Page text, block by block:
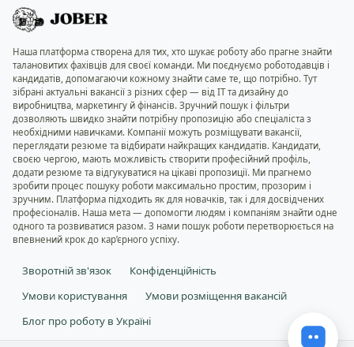
Наша платформа створена для тих, хто шукає роботу або прагне знайти
талановитих фахівців для своєї команди. Ми поєднуємо роботодавців і
кандидатів, допомагаючи кожному знайти саме те, що потрібно. Тут
зібрані актуальні вакансії з різних сфер — від IT та дизайну до
виробництва, маркетингу й фінансів. Зручний пошук і фільтри
дозволяють швидко знайти потрібну пропозицію або спеціаліста з
необхідними навичками. Компанії можуть розміщувати вакансії,
переглядати резюме та відбирати найкращих кандидатів. Кандидати,
своєю чергою, мають можливість створити професійний профіль,
додати резюме та відгукуватися на цікаві пропозиції. Ми прагнемо
зробити процес пошуку роботи максимально простим, прозорим і
зручним. Платформа підходить як для новачків, так і для досвідчених
професіоналів. Наша мета — допомогти людям і компаніям знайти одне
одного та розвиватися разом. З нами пошук роботи перетворюється на
впевнений крок до кар’єрного успіху.
Зворотній зв'язок
Конфіденційність
Умови користування
Умови розміщення вакансій
Блог про роботу в Україні